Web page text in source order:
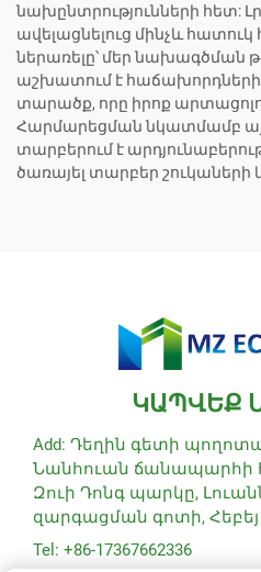
նախընտրությունների հետ:
ավելացնելուց մինչև հատուկ
ներառելը՝ մեր նախագծման
աշխատում է հաճախորդների
տարածք, որը իրոք
Հարմարեցման նկատմամբ
տարբերում է
ծառայել տարբեր շուկաների
ԿԱՊՎԵՔ
Add: Դեղին գետի
Նանհուան ճանապարհի
Զուի Դոնգ պարկը,
զարգացման գոտի, Հեբեյ
Tel: +86-17367662336